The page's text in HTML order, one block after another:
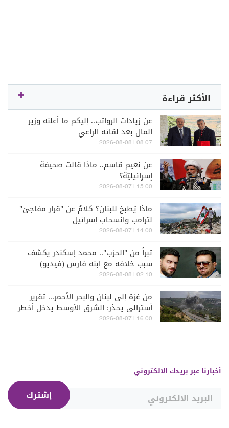
الأكثر قراءة
عن زيادات الرواتب.. إليكم ما أعلنه وزير
المال بعد لقائه الراعي
08:07 | 2026-08-08
عن نعيم قاسم.. ماذا قالت صحيفة
إسرائيليّة؟
15:00 | 2026-08-07
ماذا يُطبخ للبنان؟ كلامٌ عن "قرار مفاجئ"
لترامب وانسحاب إسرائيل
14:00 | 2026-08-07
تبرأ من "الحزب".. محمد إسكندر يكشف
سبب خلافه مع ابنه فارس (فيديو)
02:10 | 2026-08-08
من غزة إلى لبنان والبحر الأحمر... تقرير
أسترالي يحذر: الشرق الأوسط يدخل أخطر
مراحله
16:00 | 2026-08-07
أخبارنا عبر بريدك الالكتروني
إشترك